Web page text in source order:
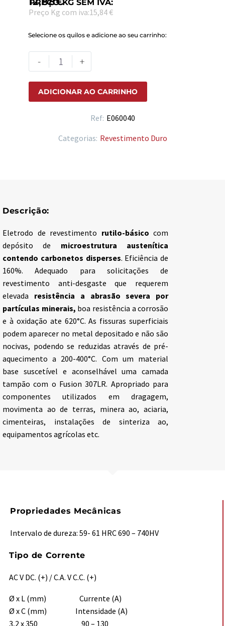
PREÇO KG SEM IVA:
Preço Kg com iva:15,84 €
Selecione os quilos e adicione ao seu carrinho:
- +
ADICIONAR AO CARRINHO
Ref: E060040
Categorias: Revestimento Duro
Descrição:
Eletrodo de revestimento rutilo-básico com
depósito de microestrutura austenítica
contendo carbonetos disperses. Eficiência de
160%. Adequado para solicitações de
revestimento anti-desgaste que requerem
elevada resistência a abrasão severa por
partículas minerais, boa resistência a corrosão
e à oxidação ate 620°C. As fissuras superficiais
podem aparecer no metal depositado e não são
nocivas, podendo se reduzidas através de pré-
aquecimento a 200-400°C. Com um material
base suscetível e aconselhável uma camada
tampão com o Fusion 307LR. Apropriado para
componentes utilizados em dragagem,
movimenta ao de terras, minera ao, aciaria,
cimenteiras, instalações de sinteriza ao,
equipamentos agrícolas etc.
Propriedades Mecânicas
Intervalo de dureza: 59- 61 HRC 690 – 740HV
Tipo de Corrente
AC V DC. (+) / C.A. V C.C. (+)
Ø x L (mm) Currente (A)
Ø x C (mm) Intensidade (A)
3,2 x 350 90 – 130